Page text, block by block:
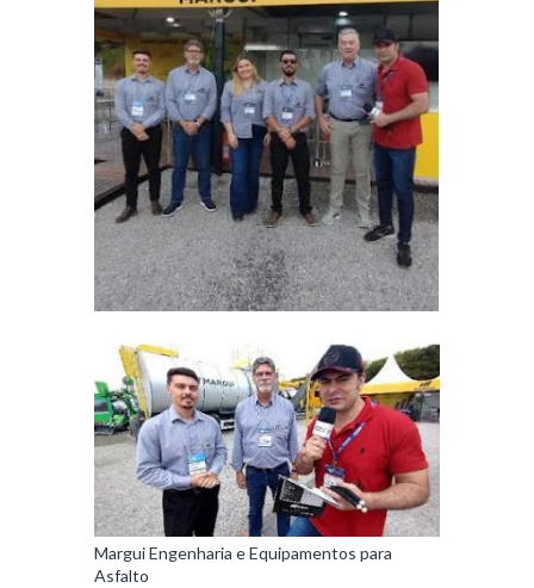
Margui Engenharia e Equipamentos para
Asfalto